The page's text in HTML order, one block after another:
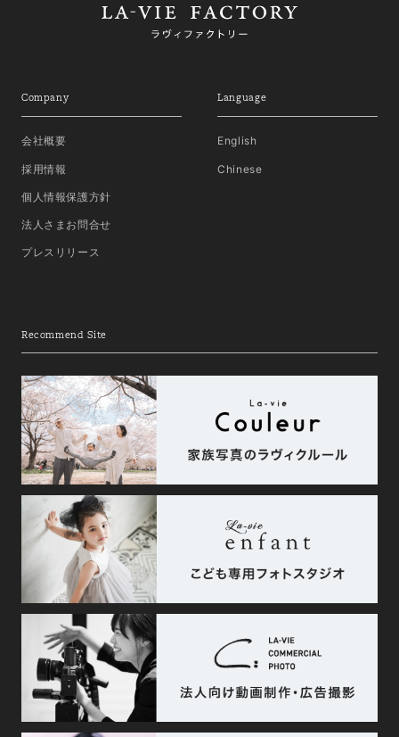
Company
会社概要
採用情報
個人情報保護方針
法人さまお問合せ
プレスリリース
Language
English
Chinese
Recommend Site